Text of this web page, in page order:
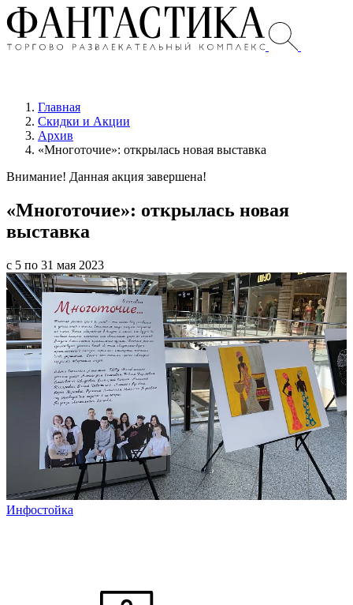
Главная
Скидки и Акции
Архив
«Многоточие»: открылась новая выставка
Внимание! Данная акция завершена!
«Многоточие»: открылась новая
выставка
с 5 по 31 мая 2023
Инфостойка